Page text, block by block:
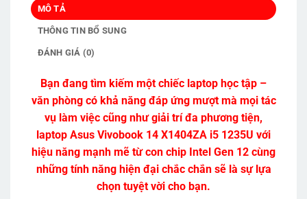
MÔ TẢ
THÔNG TIN BỔ SUNG
ĐÁNH GIÁ (0)
Bạn đang tìm kiếm một chiếc laptop học tập –
văn phòng có khả năng đáp ứng mượt mà mọi tác
vụ làm việc cũng như giải trí đa phương tiện,
laptop Asus Vivobook 14 X1404ZA i5 1235U với
hiệu năng mạnh mẽ từ con chip Intel Gen 12 cùng
những tính năng hiện đại chắc chắn sẽ là sự lựa
chọn tuyệt vời cho bạn.